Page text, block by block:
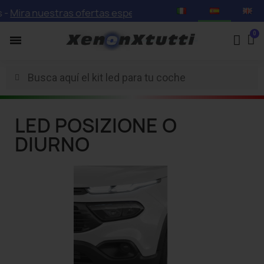
Mira nuestras ofertas especiales con descuentos de
LED POSIZIONE O
DIURNO